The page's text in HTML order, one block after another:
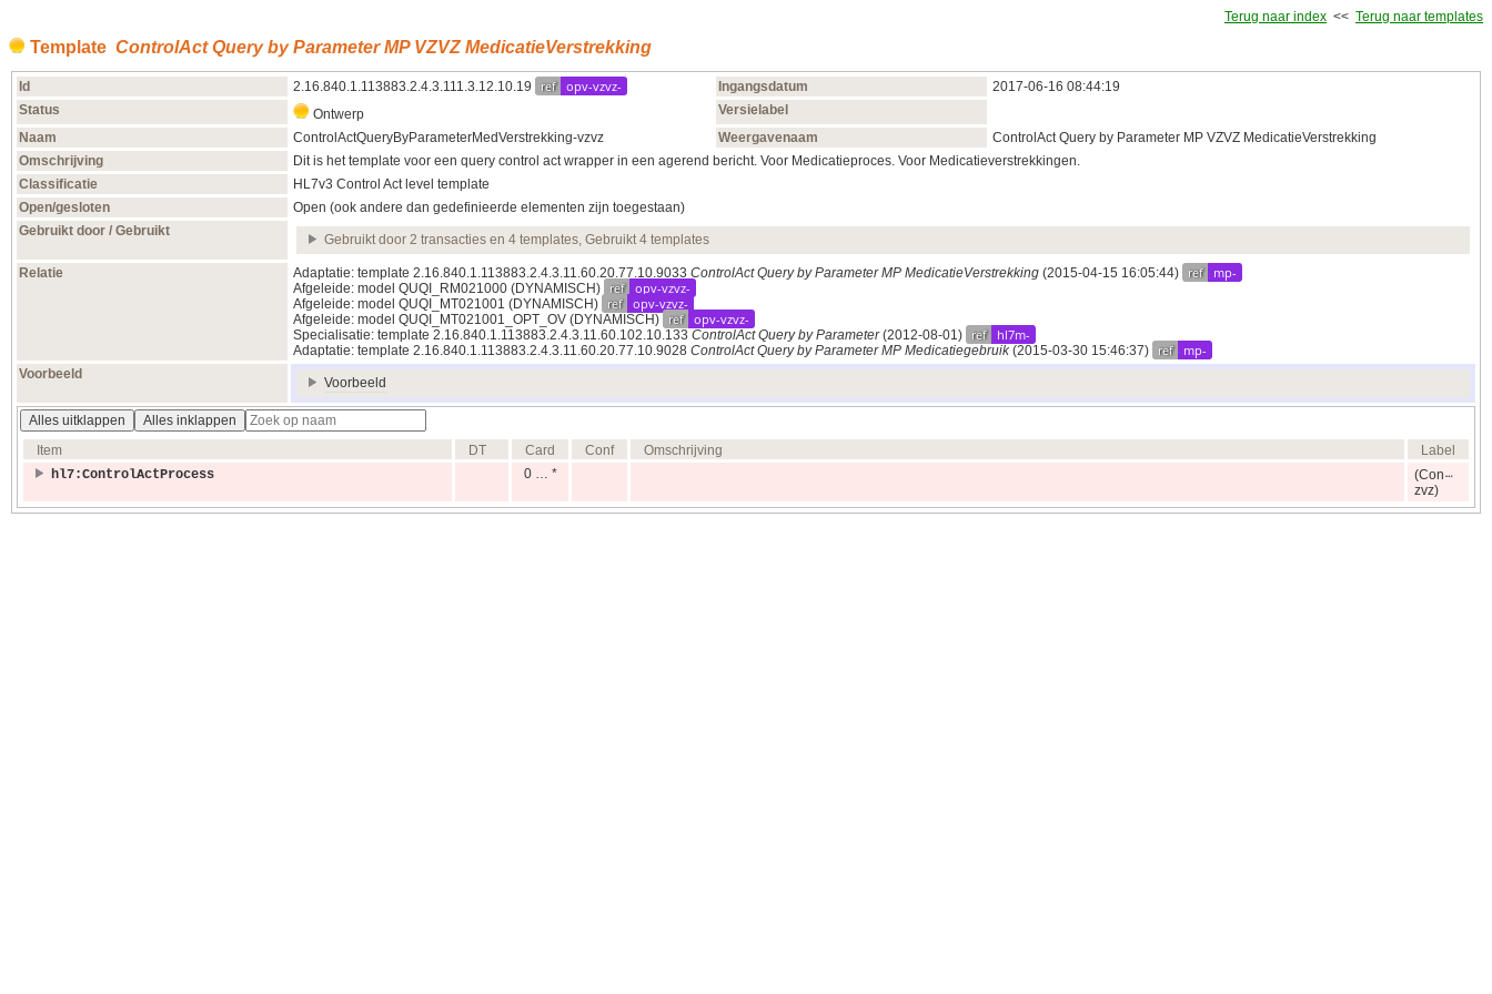
Terug naar index << Terug naar templates
Template ControlAct Query by Parameter MP VZVZ MedicatieVerstrekking
Id 2.16.840.1.113883.2.4.3.111.3.12.10.19 ref opv-vzvz- Ingangsdatum
2017‑06‑16 08:44:19
Status
Ontwerp
Versielabel
Naam
ControlActQueryByParameterMedVerstrekking-vzvz Weergavenaam
ControlAct Query by Parameter MP VZVZ MedicatieVerstrekking
Omschrijving
Dit is het template voor een query control act wrapper in een agerend bericht. Voor Medicatieproces. Voor Medicatieverstrekkingen.
Classificatie
HL7v3 Control Act level template
Open/gesloten
Open (ook andere dan gedefinieerde elementen zijn toegestaan)
Gebruikt door / Gebruikt
Gebruikt door 2 transacties en 4 templates, Gebruikt 4 templates
Relatie Adaptatie: template 2.16.840.1.113883.2.4.3.11.60.20.77.10.9033 ControlAct Query by Parameter MP MedicatieVerstrekking (2015‑04‑15 16:05:44) ref mp-
Afgeleide: model QUQI_RM021000 (DYNAMISCH) ref opv-vzvz-
Afgeleide: model QUQI_MT021001 (DYNAMISCH) ref opv-vzvz-
Afgeleide: model QUQI_MT021001_OPT_OV (DYNAMISCH) ref opv-vzvz-
Specialisatie: template 2.16.840.1.113883.2.4.3.11.60.102.10.133 ControlAct Query by Parameter(2012‑08‑01) ref hl7m-
Adaptatie: template 2.16.840.1.113883.2.4.3.11.60.20.77.10.9028 ControlAct Query by Parameter MP Medicatiegebruik(2015‑03‑30 15:46:37) ref mp-
Voorbeeld
Voorbeeld
Alles uitklappen
Alles inklappen
Item
DT Card Conf Omschrijving
Label
hl7:ControlActProcess
0 … *
(Con
zvz)